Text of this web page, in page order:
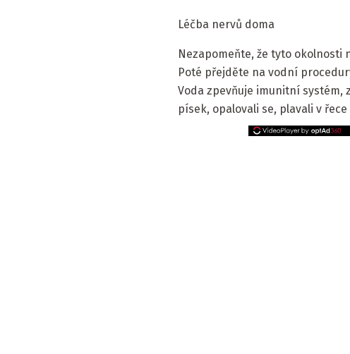
Léčba nervů doma
Nezapomeňte, že tyto okolnosti
Poté přejděte na vodní
Voda zpevňuje imunitní systém,
písek, opalovali se, plavali v